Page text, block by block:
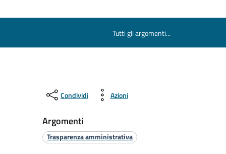
Tutti gli argomenti...
Condividi Azioni
Argomenti
Trasparenza amministrativa